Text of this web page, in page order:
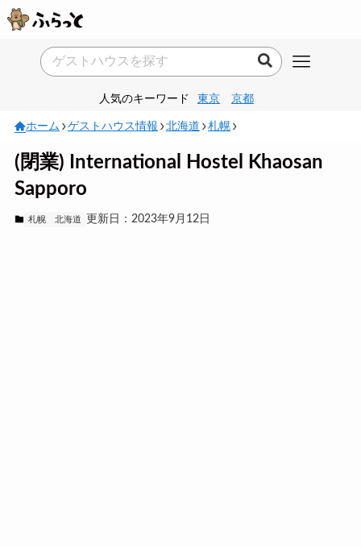
人気のキーワード 東京 京都
ホーム ゲストハウス情報 北海道 札幌
(閉業) International Hostel Khaosan
Sapporo
札幌 北海道 更新日：2023年9月12日